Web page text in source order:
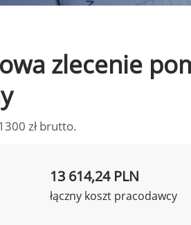
zlecenie
zł brutto.
13 614,24 PLN
łączny koszt pracodawcy